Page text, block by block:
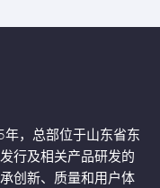
，总部位于山东省东
行及相关产品研发的
创新、质量和用户体